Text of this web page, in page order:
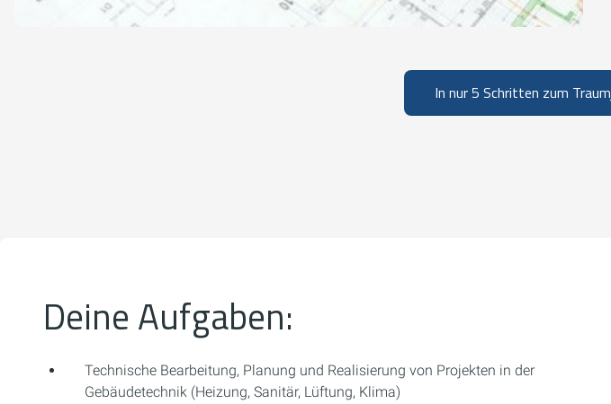
In nur 5 Schritten zum
Deine Aufgaben:
Technische Bearbeitung, Planung und Realisierung von Projekten in der
Gebäudetechnik (Heizung, Sanitär, Lüftung, Klima)